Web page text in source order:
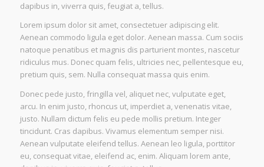
dapibus in, viverra quis, feugiat a, tellus.
Lorem ipsum dolor sit amet, consectetuer adipiscing elit.
Aenean commodo ligula eget dolor. Aenean massa. Cum sociis
natoque penatibus et magnis dis parturient montes, nascetur
ridiculus mus. Donec quam felis, ultricies nec, pellentesque eu,
pretium quis, sem. Nulla consequat massa quis enim.
Donec pede justo, fringilla vel, aliquet nec, vulputate eget,
arcu. In enim justo, rhoncus ut, imperdiet a, venenatis vitae,
justo. Nullam dictum felis eu pede mollis pretium. Integer
tincidunt. Cras dapibus. Vivamus elementum semper nisi.
Aenean vulputate eleifend tellus. Aenean leo ligula, porttitor
eu, consequat vitae, eleifend ac, enim. Aliquam lorem ante,